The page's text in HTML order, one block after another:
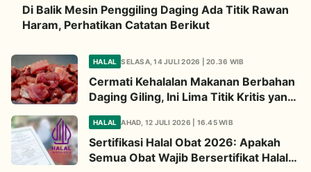
Di Balik Mesin Penggiling Daging Ada Titik Rawan
Haram, Perhatikan Catatan Berikut
HALAL SELASA, 14 JULI 2026 | 20.36 WIB
Cermati Kehalalan Makanan Berbahan
Daging Giling, Ini Lima Titik Kritis yang
Wajib Diperhatikan
HALAL AHAD, 12 JULI 2026 | 16.45 WIB
Sertifikasi Halal Obat 2026: Apakah
Semua Obat Wajib Bersertifikat Halal?